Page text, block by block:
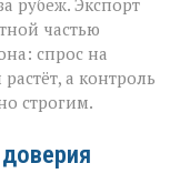
частью
спрос на
а контроль
строгим.